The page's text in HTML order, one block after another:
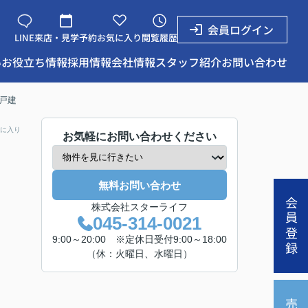
LINE来店・見学予約お気に入り閲覧履歴
会員ログイン
お役立ち情報採用情報会社情報スタッフ紹介お問い合わせ
会員登録
建
入り
お気軽にお問い合わせください
無料お問い合わせ
株式会社スターライフ
045-314-0021
9:00～20:00 ※定休日受付9:00～18:00
（休：火曜日、水曜日）